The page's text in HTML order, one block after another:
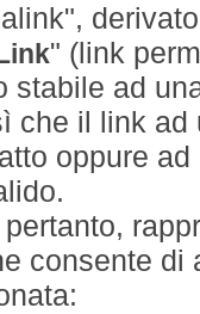
Link" (link
stabile ad
che il link
oppure
consente